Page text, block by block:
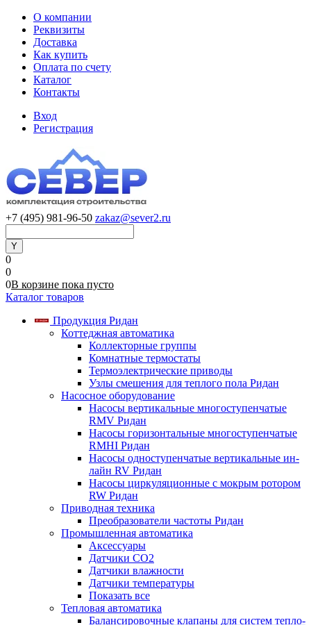
О компании
Реквизиты
Доставка
Как купить
Оплата по счету
Каталог
Контакты
Вход
Регистрация
+7 (495) 981-96-50 zakaz@sever2.ru
0
0
0В корзине пока пусто
Каталог товаров
Продукция Ридан
Коттеджная автоматика
Коллекторные группы
Комнатные термостаты
Термоэлектрические приводы
Узлы смешения для теплого пола Ридан
Насосное оборудование
Насосы вертикальные многоступенчатые
RMV Ридан
Насосы горизонтальные многоступенчатые
RMHI Ридан
Насосы одноступенчатые вертикальные ин-
лайн RV Ридан
Насосы циркуляционные с мокрым ротором
RW Ридан
Приводная техника
Преобразователи частоты Ридан
Промышленная автоматика
Аксессуары
Датчики CO2
Датчики влажности
Датчики температуры
Показать все
Тепловая автоматика
Балансировочные клапаны для систем тепло-